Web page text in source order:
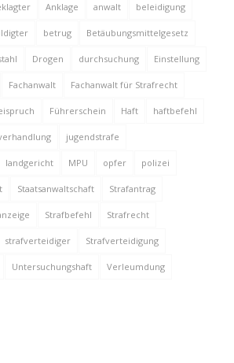
Anklage anwalt beleidigung
betrug Betäubungsmittelgesetz
Drogen durchsuchung Einstellung
Fachanwalt Fachanwalt für Strafrecht
Führerschein Haft haftbefehl
jugendstrafe
landgericht MPU opfer polizei
Staatsanwaltschaft Strafantrag
Strafbefehl Strafrecht
strafverteidiger Strafverteidigung
Untersuchungshaft Verleumdung